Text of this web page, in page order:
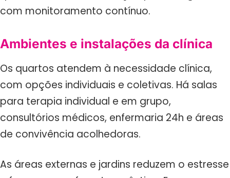
com monitoramento contínuo.
Ambientes e instalações da clínica
Os quartos atendem à necessidade clínica,
com opções individuais e coletivas. Há salas
para terapia individual e em grupo,
consultórios médicos, enfermaria 24h e áreas
de convivência acolhedoras.
As áreas externas e jardins reduzem o estresse